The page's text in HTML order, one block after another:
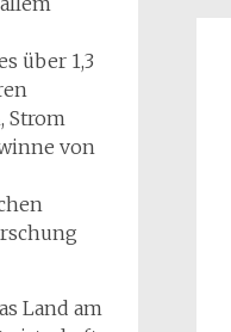
über 1,3
Strom
von
Land am